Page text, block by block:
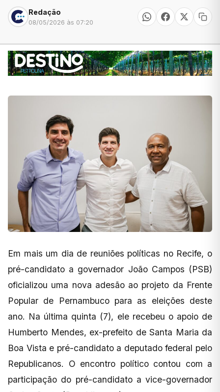
Redação
08/05/2026 às 07:20
Em mais um dia de reuniões políticas no Recife, o
pré-candidato a governador João Campos (PSB)
oficializou uma nova adesão ao projeto da Frente
Popular de Pernambuco para as eleições deste
ano. Na última quinta (7), ele recebeu o apoio de
Humberto Mendes, ex-prefeito de Santa Maria da
Boa Vista e pré-candidato a deputado federal pelo
Republicanos. O encontro político contou com a
participação do pré-candidato a vice-governador